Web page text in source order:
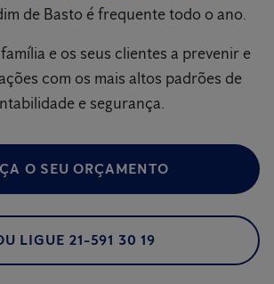
de Basto é frequente todo o ano.
e os seus clientes a prevenir e
com os mais altos padrões de
e segurança.
O SEU ORÇAMENTO
LIGUE 21-591 30 19